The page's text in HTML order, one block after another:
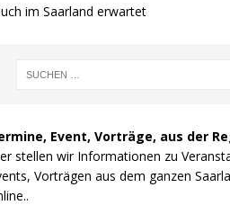
im Saarland erwartet
Event, Vorträge, aus der
stellen wir Informationen zu
Vorträgen aus dem ganzen